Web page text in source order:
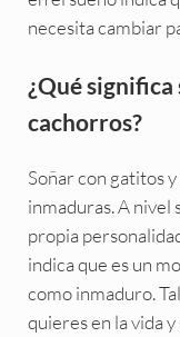
necesita cambiar
¿Qué
cachorros?
Soñar con gatitos
inmaduras. A
propia
indica que es un
como inmaduro.
quieres en la vida